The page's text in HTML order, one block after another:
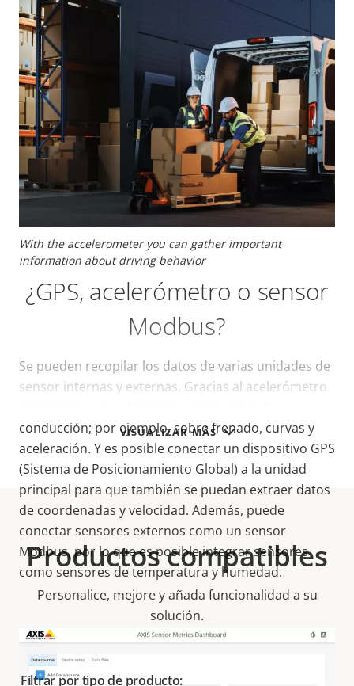
VISUALIZAR MÁS
With the accelerometer you can gather important
information about driving behavior
¿GPS, acelerómetro o sensor
Modbus?
Se pueden recopilar los datos de varias unidades de
sensor internas y externas. Gracias al acelerómetro
conducción; por ejemplo, sobre frenado, curvas y
aceleración. Y es posible conectar un dispositivo GPS
(Sistema de Posicionamiento Global) a la unidad
principal para que también se puedan extraer datos
de coordenadas y velocidad. Además, puede
conectar sensores externos como un sensor
Modbus, por lo que es posible integrar sensores
como sensores de temperatura y humedad.
Productos compatibles
Personalice, mejore y añada funcionalidad a su
solución.
Filtrar por tipo de producto: